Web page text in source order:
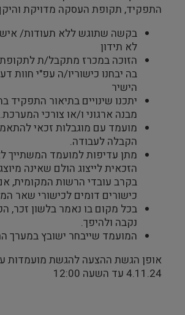
התפקיד, תקופת העסקה מדויקת
בקשה שתוגש ללא תעודות/
לא תידון
הזוכה במכרז מתקבל/ת לתקופת
בה יבחנו כישוריו/ה עפ"י חוות
הישיר
יתכנו שינויים בתיאור התפקיד
מבנה ארגוני ו/או צורכי המערכת.
מועמד עם מוגבלות זכאי
הקבלה לעבודה.
מתן עדיפות למועמד המשתייך
הזכאית לייצוג הולם שאינה
בקרב עובדי הרשות המקומית,
כישורים דומים לכישורי שאר
בכל מקום בו נאמר בלשון זכר,
נקבה ולהיפך.
המועמד שייבחר ישובץ במערך
אופן הגשת ההצעה להגשת מועמדות
4.11.24 עד השעה 12:00